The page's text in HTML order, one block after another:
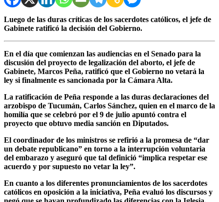
Luego de las duras críticas de los sacerdotes católicos, el jefe de
Gabinete ratificó la decisión del Gobierno.
En el día que comienzan las audiencias en el Senado para la
discusión del proyecto de legalización del aborto, el jefe de
Gabinete, Marcos Peña, ratificó que el Gobierno no vetará la
ley si finalmente es sancionada por la Cámara Alta.
La ratificación de Peña responde a las duras declaraciones del
arzobispo de Tucumán, Carlos Sánchez, quien en el marco de la
homilía que se celebró por el 9 de julio apuntó contra el
proyecto que obtuvo media sanción en Diputados.
El coordinador de los ministros se refirió a la promesa de “dar
un debate republicano” en torno a la interrupción voluntaria
del embarazo y aseguró que tal definició “implica respetar ese
acuerdo y por supuesto no vetar la ley”.
En cuanto a los diferentes pronunciamientos de los sacerdotes
católicos en oposición a la iniciativa, Peña evaluó los discursos y